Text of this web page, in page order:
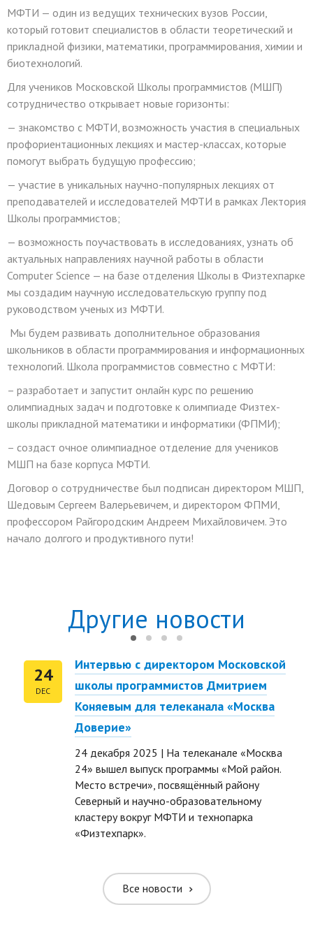
МФТИ — один из ведущих технических вузов России,
который готовит специалистов в области теоретический и
прикладной физики, математики, программирования, химии и
биотехнологий.⠀
Для учеников Московской Школы программистов (МШП)
сотрудничество открывает новые горизонты:
— знакомство с МФТИ, возможность участия в специальных
профориентационных лекциях и мастер-классах, которые
помогут выбрать будущую профессию;
— участие в уникальных научно-популярных лекциях от
преподавателей и исследователей МФТИ в рамках Лектория
Школы программистов;
— возможность поучаствовать в исследованиях, узнать об
актуальных направлениях научной работы в области
Computer Science — на базе отделения Школы в Физтехпарке
мы создадим научную исследовательскую группу под
руководством ученых из МФТИ.
Мы будем развивать дополнительное образования
школьников в области программирования и информационных
технологий. Школа программистов совместно с МФТИ:
– разработает и запустит онлайн курс по решению
олимпиадных задач и подготовке к олимпиаде Физтех-
школы прикладной математики и информатики (ФПМИ);
– создаст очное олимпиадное отделение для учеников
МШП на базе корпуса МФТИ.
Договор о сотрудничестве был подписан директором МШП,
Шедовым Сергеем Валерьевичем, и директором ФПМИ,
профессором Райгородским Андреем Михайловичем. Это
начало долгого и продуктивного пути!
Другие новости
24
DEC
Интервью с директором Московской
школы программистов Дмитрием
Коняевым для телеканала «Москва
Доверие»
24 декабря 2025 | На телеканале «Москва
24» вышел выпуск программы «Мой район.
Место встречи», посвящённый району
Северный и научно-образовательному
кластеру вокруг МФТИ и технопарка
«Физтехпарк».
Все новости
размер текста
размер текста